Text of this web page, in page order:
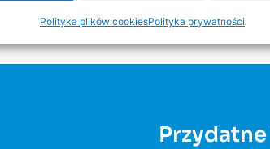
Polityka plików cookiesPolityka prywatności